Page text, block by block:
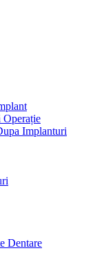
Implanturi
Dentare